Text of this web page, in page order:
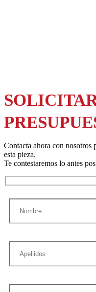
Contacta ahora con nosotros
esta pieza.
Te contestaremos lo antes